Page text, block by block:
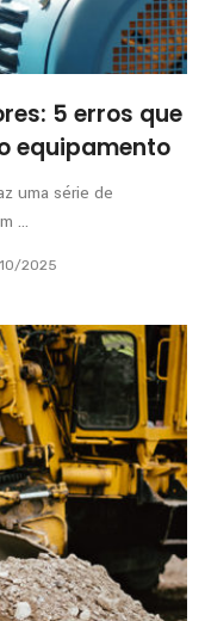
5 erros que
equipamento
uma série de
...
2025